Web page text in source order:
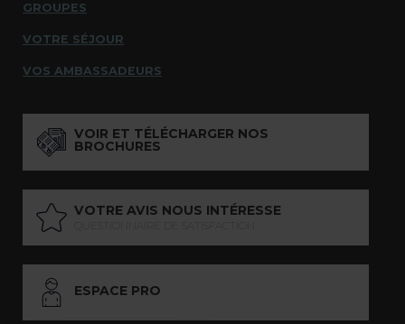
GROUPES
VOTRE SÉJOUR
VOS AMBASSADEURS
VOIR ET TÉLÉCHARGER NOS
BROCHURES
VOTRE AVIS NOUS INTÉRESSE
ESPACE PRO